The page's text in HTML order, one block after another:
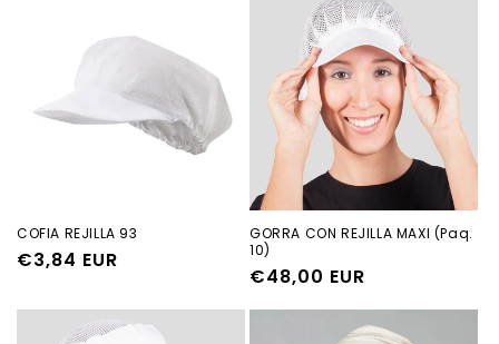
COFIA REJILLA 93
Precio
€3,84 EUR
GORRA CON REJILLA MAXI (Paq.
10)
Precio
habitual
€48,00 EUR